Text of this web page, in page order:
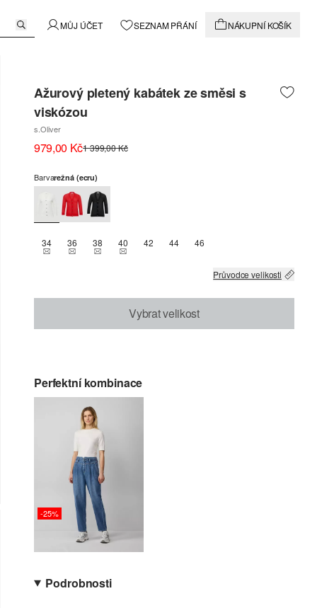
MŮJ ÚČET SEZNAM PŘÁNÍ NÁKUPNÍ KOŠÍK
Ažurový pletený kabátek ze směsi s
viskózou
s.Oliver
979,00 Kč1 399,00 Kč
Barvarežná (ecru)
34THIS SIZE IS CURRENTLY OUT OF STOCK
36THIS SIZE IS CURRENTLY OUT OF STOCK
38THIS SIZE IS CURRENTLY OUT OF STOCK
40THIS SIZE IS CURRENTLY OUT OF STOCK
42 44 46
Průvodce velikosti
Vybrat velikost
Perfektní kombinace
-25%
Podrobnosti